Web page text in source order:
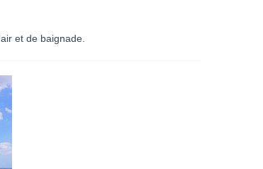
et de baignade.